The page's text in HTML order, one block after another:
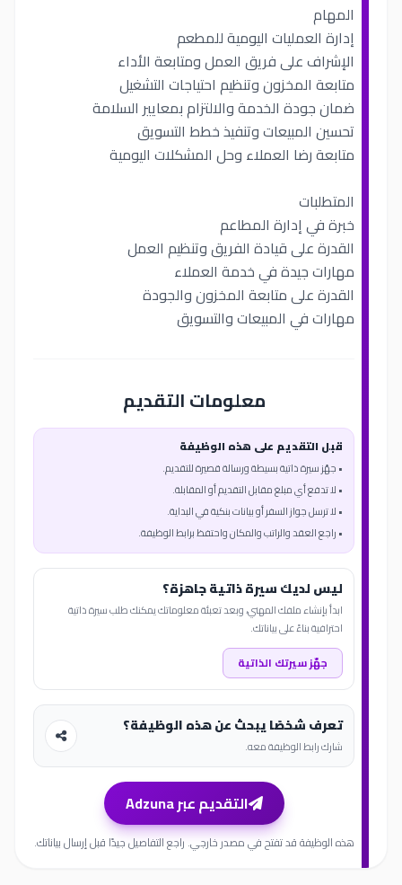
المهام
إدارة العمليات اليومية للمطعم
الإشراف على فريق العمل ومتابعة الأداء
متابعة المخزون وتنظيم احتياجات التشغيل
ضمان جودة الخدمة والالتزام بمعايير السلامة
تحسين المبيعات وتنفيذ خطط التسويق
متابعة رضا العملاء وحل المشكلات اليومية
المتطلبات
خبرة في إدارة المطاعم
القدرة على قيادة الفريق وتنظيم العمل
مهارات جيدة في خدمة العملاء
القدرة على متابعة المخزون والجودة
مهارات في المبيعات والتسويق
معلومات التقديم
قبل التقديم على هذه الوظيفة
• جهّز سيرة ذاتية بسيطة ورسالة قصيرة للتقديم.
• لا تدفع أي مبلغ مقابل التقديم أو المقابلة.
• لا ترسل جواز السفر أو بيانات بنكية في البداية.
• راجع العقد والراتب والمكان واحتفظ برابط الوظيفة.
ليس لديك سيرة ذاتية جاهزة؟
ابدأ بإنشاء ملفك المهني، وبعد تعبئة معلوماتك يمكنك طلب سيرة ذاتية
احترافية بناءً على بياناتك.
جهّز سيرتك الذاتية
تعرف شخصًا يبحث عن هذه الوظيفة؟
شارك رابط الوظيفة معه.
التقديم عبر Adzuna
هذه الوظيفة قد تفتح في مصدر خارجي. راجع التفاصيل جيدًا قبل إرسال بياناتك.